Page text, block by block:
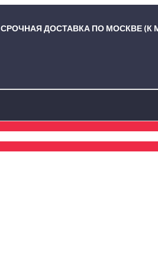
СРОЧНАЯ ДОСТАВКА ПО МОСКВЕ (К